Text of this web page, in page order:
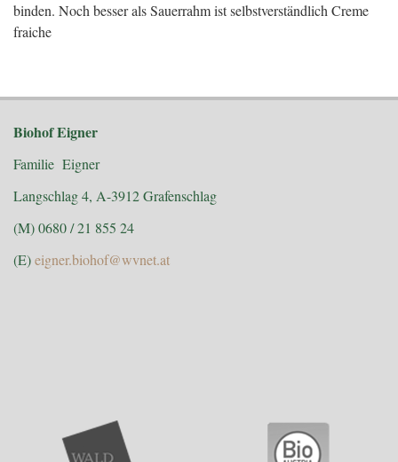
binden. Noch besser als Sauerrahm ist selbstverständlich Creme
fraiche
Biohof Eigner
Familie Eigner
Langschlag 4, A-3912 Grafenschlag
(M) 0680 / 21 855 24
(E)eigner.biohof@wvnet.at